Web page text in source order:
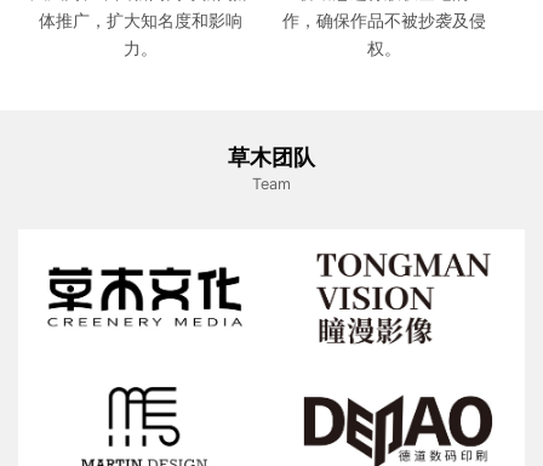
体推广，扩大知名度和影响
力。
作，确保作品不被抄袭及侵
权。
草木团队
Team